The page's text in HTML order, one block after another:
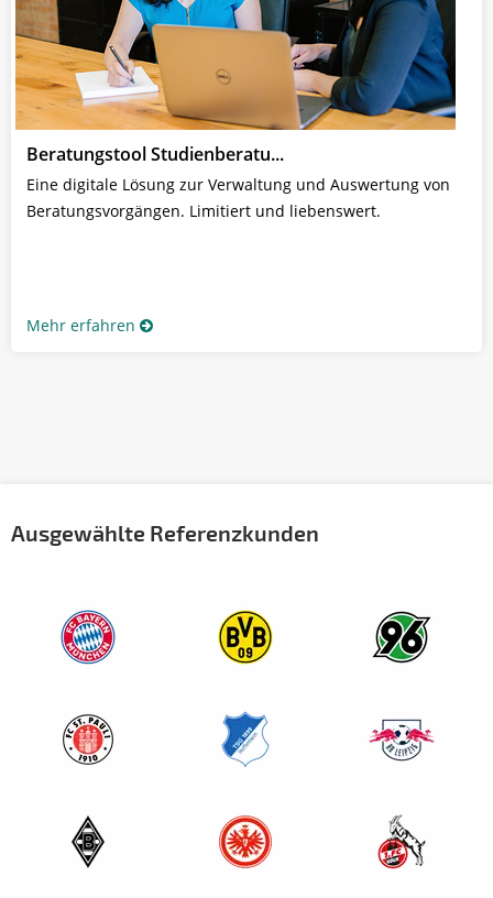
Beratungstool Studienberatu...
Eine digitale Lösung zur Verwaltung und Auswertung von
Beratungsvorgängen. Limitiert und liebenswert.
Mehr erfahren
Ausgewählte Referenzkunden